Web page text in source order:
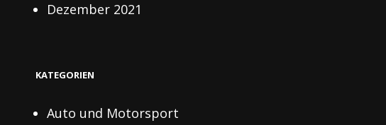
Dezember 2021
KATEGORIEN
Auto und Motorsport